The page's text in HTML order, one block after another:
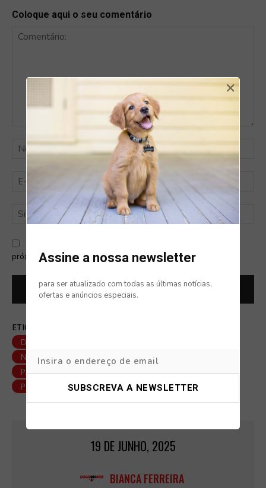
Coloque aqui o seu comentário
próxima vez que eu comentar.
ETIQUETAS:
DOG FRIENDLY
NOTÍCIAS
PARQUE DA ÍNSUA
PARQUES CANINOS
PATAS À SOLTA
PET FRIENDLY
PORTUGAL
19 DE JUNHO, 2025
BIANCA FERREIRA
Assine a nossa newsletter
para ser atualizado com todas as últimas notícias,
ofertas e anúncios especiais.
×